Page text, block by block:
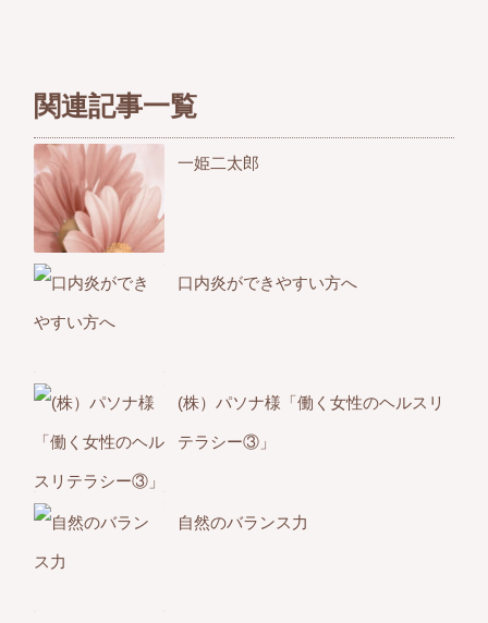
関連記事一覧
一姫二太郎
口内炎ができやすい方へ
(株）パソナ様「働く女性のヘルスリ
テラシー③」
自然のバランス力